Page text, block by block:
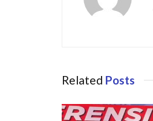
Related Posts